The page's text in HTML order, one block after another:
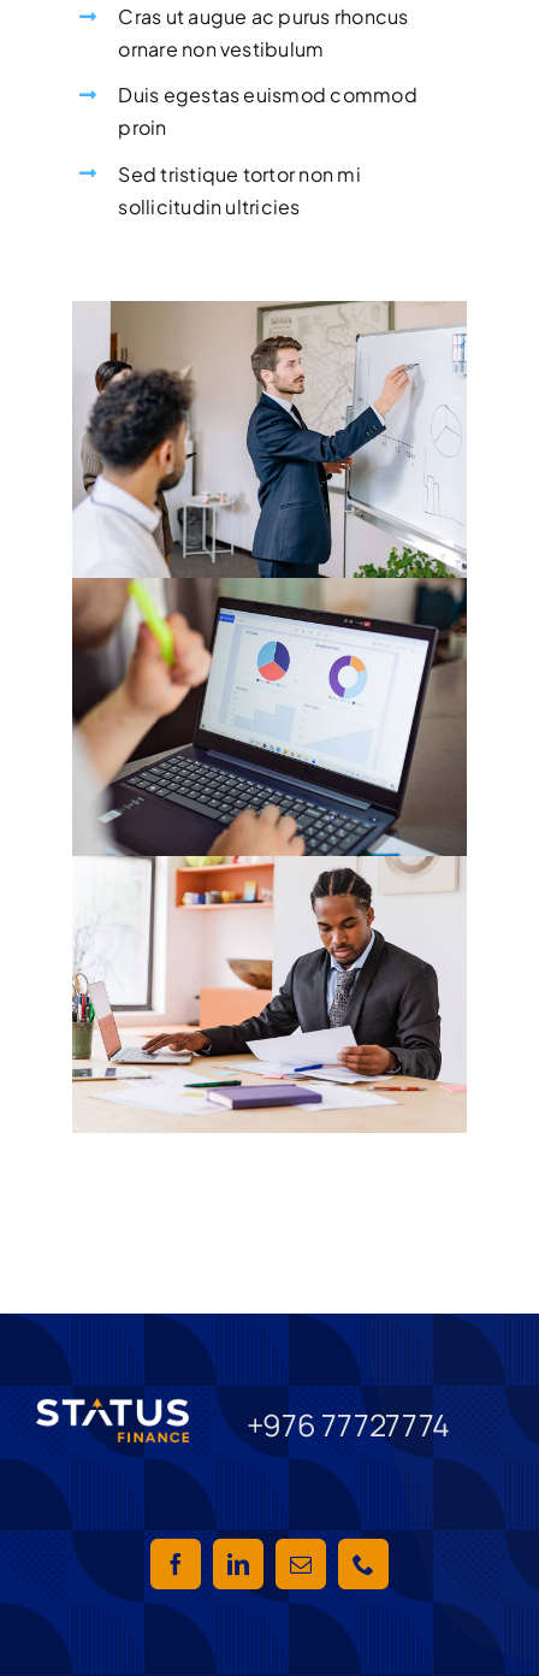
Cras ut augue ac purus rhoncus
ornare non vestibulum
Duis egestas euismod commod
proin
Sed tristique tortor non mi
sollicitudin ultricies
+976 77727774